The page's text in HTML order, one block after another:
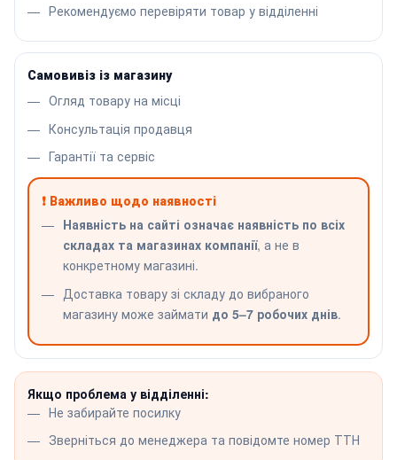
Рекомендуємо перевіряти товар у відділенні
Самовивіз із магазину
Огляд товару на місці
Консультація продавця
Гарантії та сервіс
❗ Важливо щодо наявності
Наявність на сайті означає наявність по всіх
складах та магазинах компанії, а не в
конкретному магазині.
Доставка товару зі складу до вибраного
магазину може займати до 5–7 робочих днів.
Якщо проблема у відділенні:
Не забирайте посилку
Зверніться до менеджера та повідомте номер ТТН